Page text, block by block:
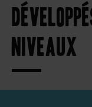
niveaux